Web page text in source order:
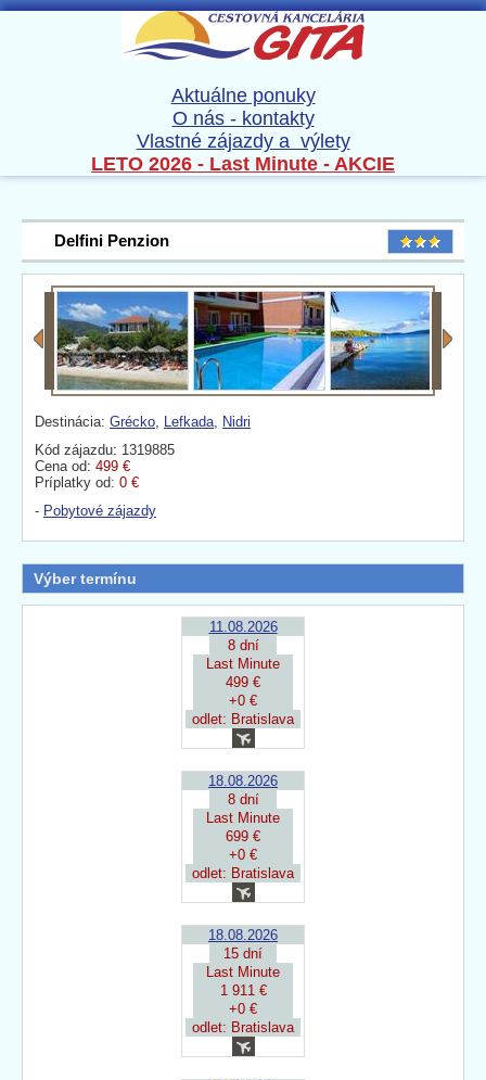
Aktuálne ponuky
O nás - kontakty
Vlastné zájazdy a výlety
LETO 2026 - Last Minute - AKCIE
Delfini Penzion
Destinácia: Grécko, Lefkada, Nidri
Kód zájazdu: 1319885
Cena od: 499 €
Príplatky od: 0 €
- Pobytové zájazdy
Výber termínu
11.08.2026
8 dní
Last Minute
499 €
+0 €
odlet: Bratislava
18.08.2026
8 dní
Last Minute
699 €
+0 €
odlet: Bratislava
18.08.2026
15 dní
Last Minute
1 911 €
+0 €
odlet: Bratislava